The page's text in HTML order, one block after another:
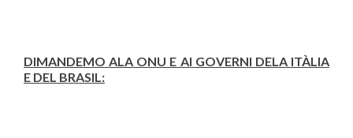
DIMANDEMO ALA ONU E AI GOVERNI DELA ITÀLIA
E DEL BRASIL: